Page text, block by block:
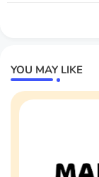
YOU MAY LIKE